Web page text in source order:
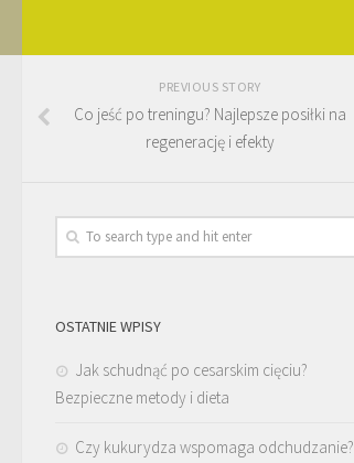
PREVIOUS STORY
Co jeść po treningu? Najlepsze posiłki na
regenerację i efekty
OSTATNIE WPISY
Jak schudnąć po cesarskim cięciu?
Bezpieczne metody i dieta
Czy kukurydza wspomaga odchudzanie?